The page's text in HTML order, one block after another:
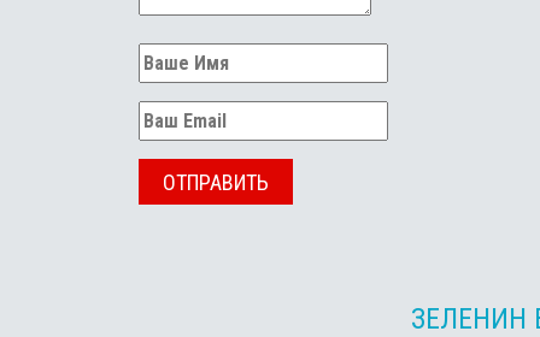
ОТПРАВИТЬ
ЗЕЛЕНИН